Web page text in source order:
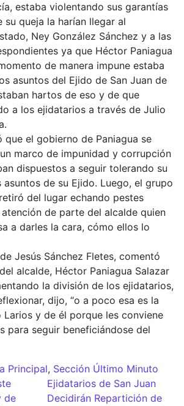
estaba violentando sus garantías
su queja la harían llegar al
Ney González Sánchez y a las
ya que Héctor Paniagua
de manera impune estaba
asuntos del Ejido de San Juan de
hartos de eso y de que
a los ejidatarios a través de Julio
que el gobierno de Paniagua se
marco de impunidad y corrupción
dispuestos a seguir tolerando su
de su Ejido. Luego, el grupo
del lugar echando pestes
de parte del alcalde quien
a darles la cara, cómo ellos lo
Jesús Sánchez Fletes, comentó
alcalde, Héctor Paniagua Salazar
la división de los ejidatarios,
dijo, “o a poco esa es la
Larios y de él porque les conviene
para seguir beneficiándose del
Principal, Sección Último Minuto
de entradas
de
Ejidatarios de San Juan
Decidirán Repartición de